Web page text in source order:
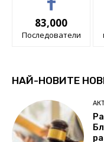
83,000
Последователи
НАЙ-НОВИТЕ